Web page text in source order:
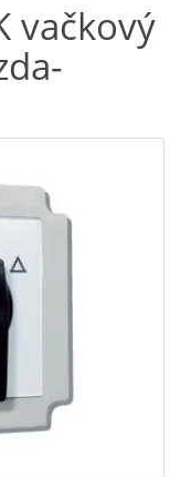
vačkový